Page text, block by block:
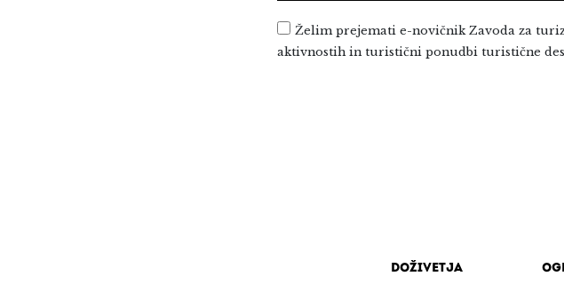
Želim prejemati e-novičnik Zavoda za
aktivnostih in turistični ponudbi turistične
Doživetja